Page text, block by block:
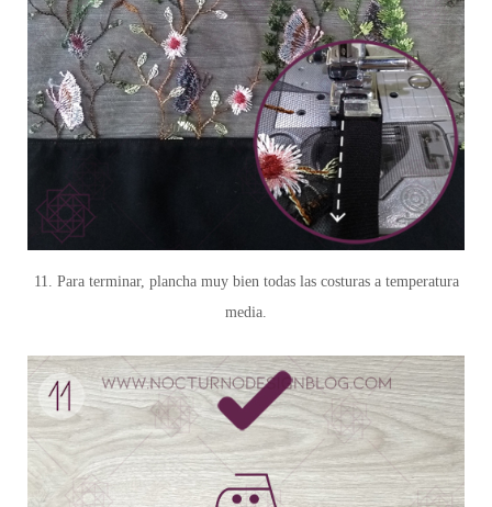
11. Para terminar, plancha muy bien todas las costuras a temperatura
media.